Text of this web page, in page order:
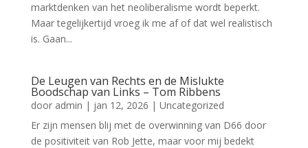
marktdenken van het neoliberalisme wordt beperkt.
Maar tegelijkertijd vroeg ik me af of dat wel realistisch
is. Gaan...
De Leugen van Rechts en de Mislukte
Boodschap van Links – Tom Ribbens
door admin | jan 12, 2026 | Uncategorized
Er zijn mensen blij met de overwinning van D66 door
de positiviteit van Rob Jette, maar voor mij bedekt